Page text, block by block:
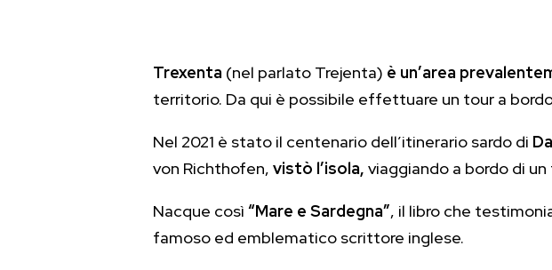
Trexenta (nel parlato Trejenta) è un’area
territorio. Da qui è possibile effettuare un tour a
Nel 2021 è stato il centenario dell’itinerario sardo di
von Richthofen, vistò l’isola, viaggiando a bordo di
Nacque così “Mare e Sardegna”, il libro che
famoso ed emblematico scrittore inglese.